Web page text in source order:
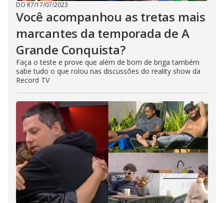
DO R7/17/07/2023
Você acompanhou as tretas mais
marcantes da temporada de A
Grande Conquista?
Faça o teste e prove que além de bom de briga também
sabe tudo o que rolou nas discussões do reality show da
Record TV